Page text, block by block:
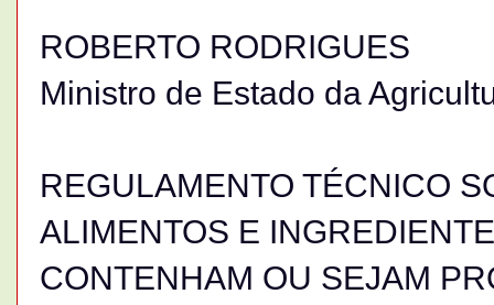
ROBERTO RODRIGUES
Ministro de Estado da
REGULAMENTO TÉCNICO
ALIMENTOS E
CONTENHAM OU SEJAM